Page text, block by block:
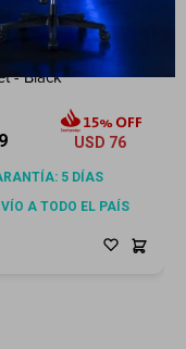
S26 Plus Slim
- Black
USD 76
5 DÍAS
A TODO EL PAÍS